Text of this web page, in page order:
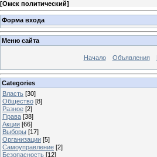
[Омск политический]
Форма входа
Меню сайта
Начало Объявления
Categories
Власть [30]
Общество [8]
Разное [2]
Права [38]
Акции [66]
Выборы [17]
Организации [5]
Самоуправление [2]
Безопасность [12]